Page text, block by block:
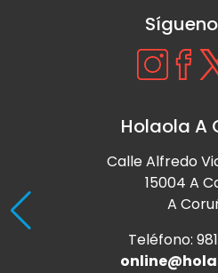
Holaola A
Calle Alfredo
15004 A
A
Teléfono: